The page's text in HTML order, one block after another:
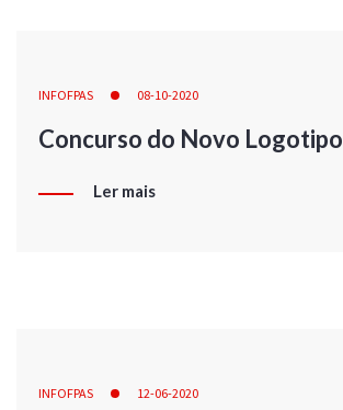
INFOFPAS 08-10-2020
Concurso do Novo Logotipo
Ler mais
INFOFPAS 12-06-2020